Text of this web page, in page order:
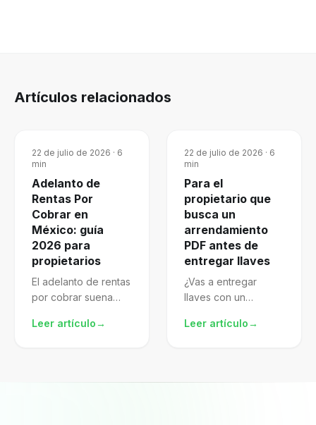
Artículos relacionados
22 de julio de 2026 · 6
min
Adelanto de
Rentas Por
Cobrar en
México: guía
2026 para
propietarios
El adelanto de rentas
por cobrar suena
gestionado te
Leer artículo→
22 de julio de 2026 · 6
min
Para el
propietario que
busca un
arrendamiento
PDF antes de
entregar llaves
¿Vas a entregar
llaves con un
descargado de
Leer artículo→